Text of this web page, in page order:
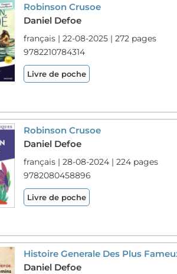
Robinson Crusoe
Daniel Defoe
français | 22-08-2025 | 272 pages
9782210784314
Livre de poche
Robinson Crusoe
Daniel Defoe
français | 28-08-2024 | 224 pages
9782080458896
Livre de poche
Daniel Defoe